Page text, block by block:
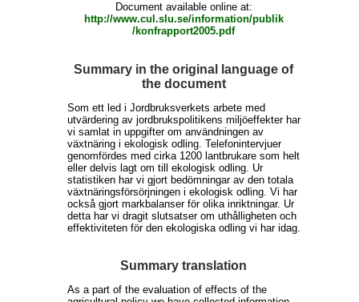
Document available online at:
http://www.cul.slu.se/information/publik
/konfrapport2005.pdf
Summary in the original language of
the document
Som ett led i Jordbruksverkets arbete med
utvärdering av jordbrukspolitikens miljöeffekter har
vi samlat in uppgifter om användningen av
växtnäring i ekologisk odling. Telefonintervjuer
genomfördes med cirka 1200 lantbrukare som helt
eller delvis lagt om till ekologisk odling. Ur
statistiken har vi gjort bedömningar av den totala
växtnäringsförsörjningen i ekologisk odling. Vi har
också gjort markbalanser för olika inriktningar. Ur
detta har vi dragit slutsatser om uthålligheten och
effektiviteten för den ekologiska odling vi har idag.
Summary translation
As a part of the evaluation of effects of the